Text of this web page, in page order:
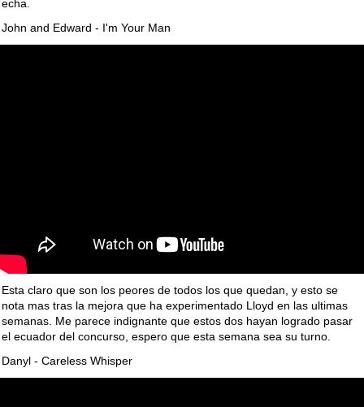
echa.
John and Edward - I'm Your Man
Esta claro que son los peores de todos los que quedan, y esto se
nota mas tras la mejora que ha experimentado Lloyd en las ultimas
semanas. Me parece indignante que estos dos hayan logrado pasar
el ecuador del concurso, espero que esta semana sea su turno.
Danyl - Careless Whisper